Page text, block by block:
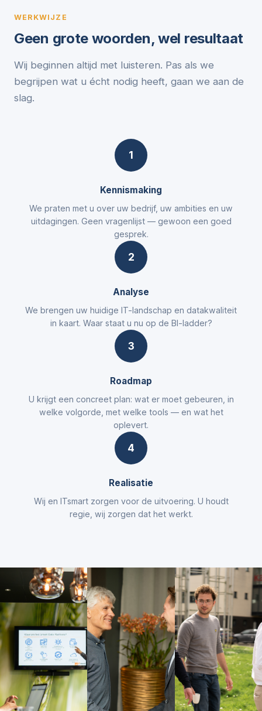
WERKWIJZE
Geen grote woorden, wel resultaat
Wij beginnen altijd met luisteren. Pas als we
begrijpen wat u écht nodig heeft, gaan we aan de
slag.
1
Kennismaking
We praten met u over uw bedrijf, uw ambities en uw
uitdagingen. Geen vragenlijst — gewoon een goed
gesprek.
2
Analyse
We brengen uw huidige IT-landschap en datakwaliteit
in kaart. Waar staat u nu op de BI-ladder?
3
Roadmap
U krijgt een concreet plan: wat er moet gebeuren, in
welke volgorde, met welke tools — en wat het
oplevert.
4
Realisatie
Wij en ITsmart zorgen voor de uitvoering. U houdt
regie, wij zorgen dat het werkt.